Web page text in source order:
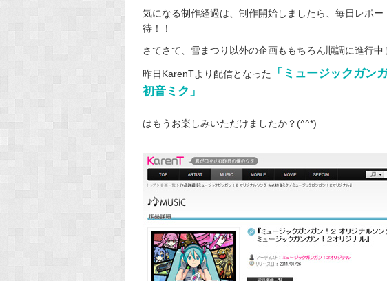
気になる制作経過は、制作開始しましたら、毎日レポ
待！！
さてさて、雪まつり以外の企画ももちろん順調に進行中
昨日KarenTより配信となった
「ミュージックガン
初音ミク」
はもうお楽しみいただけましたか？(^^*)